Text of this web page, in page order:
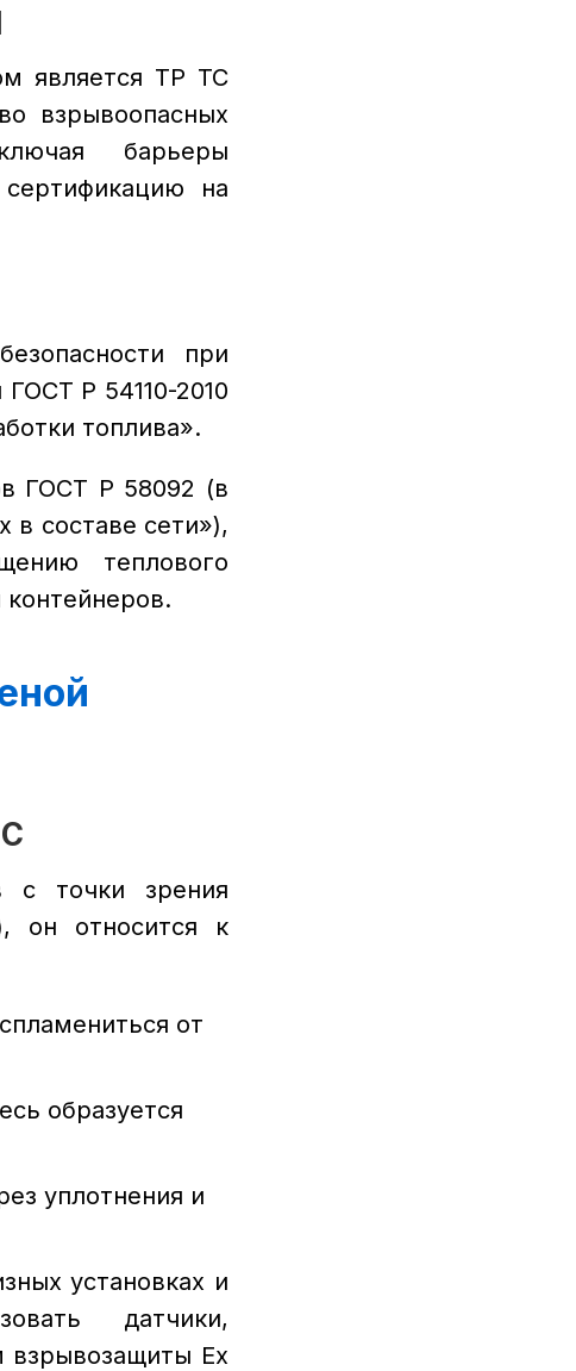
является ТР ТС
взрывоопасных
барьеры
на
при
Р 54110-2010
топлива».
ГОСТ Р 58092 (в
в составе сети»),
теплового
контейнеров.
с точки зрения
он относится к
от
образуется
уплотнения и
установках и
датчики,
взрывозащиты Ex